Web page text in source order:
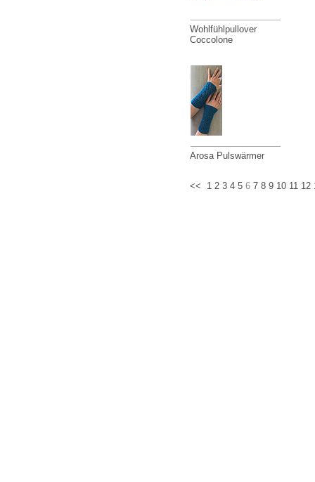
Wohlfühlpullover
Coccolone
Arosa Pulswärmer
<< 1 2 3 4 5 6 7 8 9 10 11 12